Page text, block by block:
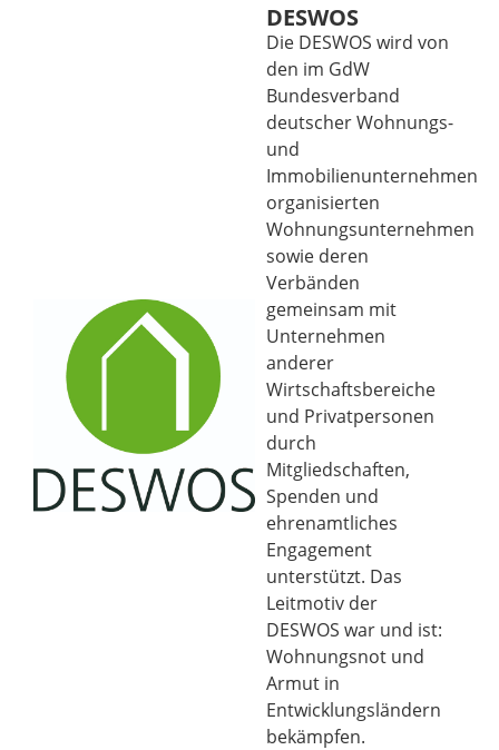
DESWOS
Die DESWOS wird von
den im GdW
Bundesverband
deutscher Wohnungs-
und
Immobilienunternehmen
organisierten
Wohnungsunternehmen
sowie deren
Verbänden
gemeinsam mit
Unternehmen
anderer
Wirtschaftsbereiche
und Privatpersonen
durch
Mitgliedschaften,
Spenden und
ehrenamtliches
Engagement
unterstützt. Das
Leitmotiv der
DESWOS war und ist:
Wohnungsnot und
Armut in
Entwicklungsländern
bekämpfen.